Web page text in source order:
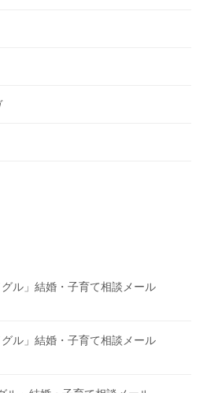
ル」結婚・子育て相談メール
ル」結婚・子育て相談メール